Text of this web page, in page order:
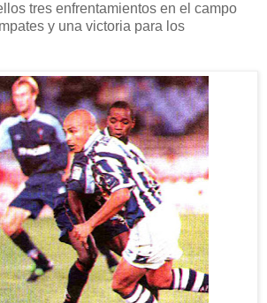
tres enfrentamientos en el campo
y una victoria para los